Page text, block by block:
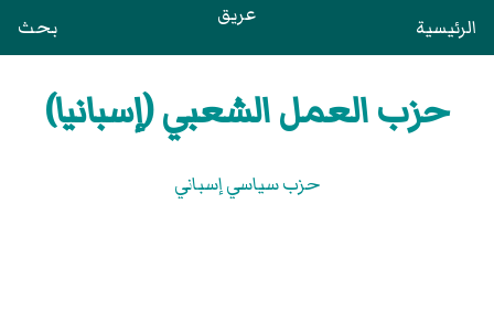
الرئيسية عريق بحث
حزب العمل الشعبي (إسبانيا)
حزب سياسي إسباني